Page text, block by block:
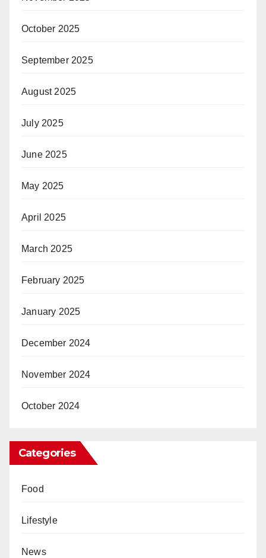
October 2025
September 2025
August 2025
July 2025
June 2025
May 2025
April 2025
March 2025
February 2025
January 2025
December 2024
November 2024
October 2024
Categories
Food
Lifestyle
News